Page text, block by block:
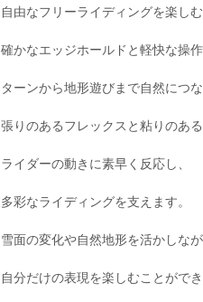
自由なフリーライディングを楽し
確かなエッジホールドと軽快な操作
ターンから地形遊びまで自然につな
張りのあるフレックスと粘りのある
ライダーの動きに素早く反応し、
多彩なライディングを支えます。
雪面の変化や自然地形を活かしなが
自分だけの表現を楽しむことができ